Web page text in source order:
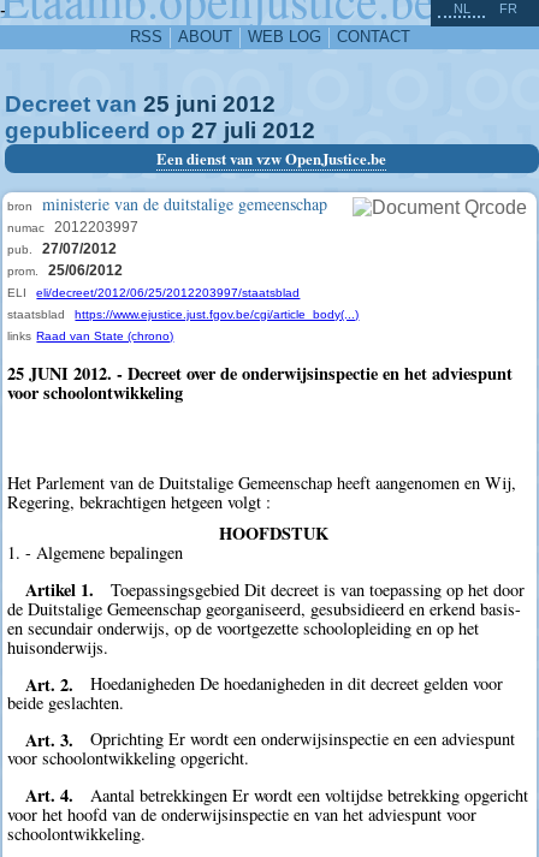
-
RSS ABOUT WEB LOG CONTACT
NL FR
Decreet van 25 juni 2012
gepubliceerd op 27 juli 2012
Een dienst van vzw OpenJustice.be
bron ministerie van de duitstalige gemeenschap
numac 2012203997
pub. 27/07/2012
prom. 25/06/2012
ELI
eli/decreet/2012/06/25/2012203997/staatsblad
staatsblad
https://www.ejustice.just.fgov.be/cgi/article_body(...)
links Raad van State (chrono)
25 JUNI 2012. - Decreet over de onderwijsinspectie en het adviespunt
voor schoolontwikkeling
Het Parlement van de Duitstalige Gemeenschap heeft aangenomen en Wij,
Regering, bekrachtigen hetgeen volgt :
HOOFDSTUK
1. - Algemene bepalingen
Artikel 1.
Toepassingsgebied Dit decreet is van toepassing op het door
de Duitstalige Gemeenschap georganiseerd, gesubsidieerd en erkend basis-
en secundair onderwijs, op de voortgezette schoolopleiding en op het
huisonderwijs.
Art. 2.
Hoedanigheden De hoedanigheden in dit decreet gelden voor
beide geslachten.
Art. 3.
Oprichting Er wordt een onderwijsinspectie en een adviespunt
voor schoolontwikkeling opgericht.
Art. 4.
Aantal betrekkingen Er wordt een voltijdse betrekking opgericht
voor het hoofd van de onderwijsinspectie en van het adviespunt voor
schoolontwikkeling.
^